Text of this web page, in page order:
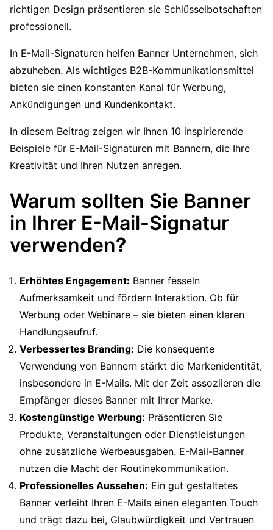
richtigen Design präsentieren sie Schlüsselbotschaften
professionell.
In E-Mail-Signaturen helfen Banner Unternehmen, sich
abzuheben. Als wichtiges B2B-Kommunikationsmittel
bieten sie einen konstanten Kanal für Werbung,
Ankündigungen und Kundenkontakt.
In diesem Beitrag zeigen wir Ihnen 10 inspirierende
Beispiele für E-Mail-Signaturen mit Bannern, die Ihre
Kreativität und Ihren Nutzen anregen.
Warum sollten Sie Banner
in Ihrer E-Mail-Signatur
verwenden?
Erhöhtes Engagement: Banner fesseln
Aufmerksamkeit und fördern Interaktion. Ob für
Werbung oder Webinare – sie bieten einen klaren
Handlungsaufruf.
Verbessertes Branding: Die konsequente
Verwendung von Bannern stärkt die Markenidentität,
insbesondere in E-Mails. Mit der Zeit assoziieren die
Empfänger dieses Banner mit Ihrer Marke.
Kostengünstige Werbung: Präsentieren Sie
Produkte, Veranstaltungen oder Dienstleistungen
ohne zusätzliche Werbeausgaben. E-Mail-Banner
nutzen die Macht der Routinekommunikation.
Professionelles Aussehen: Ein gut gestaltetes
Banner verleiht Ihren E-Mails einen eleganten Touch
und trägt dazu bei, Glaubwürdigkeit und Vertrauen